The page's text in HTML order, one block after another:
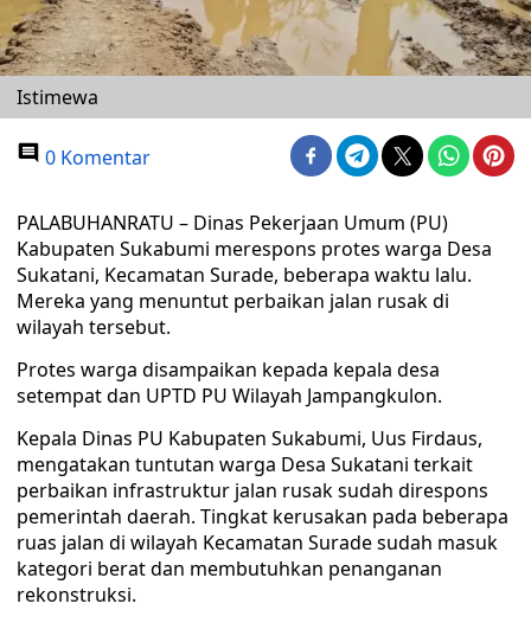
Istimewa
0 Komentar
PALABUHANRATU – Dinas Pekerjaan Umum (PU)
Kabupaten Sukabumi merespons protes warga Desa
Sukatani, Kecamatan Surade, beberapa waktu lalu.
Mereka yang menuntut perbaikan jalan rusak di
wilayah tersebut.
Protes warga disampaikan kepada kepala desa
setempat dan UPTD PU Wilayah Jampangkulon.
‎Kepala Dinas PU Kabupaten Sukabumi, Uus Firdaus,
mengatakan tuntutan warga Desa Sukatani terkait
perbaikan infrastruktur jalan rusak sudah direspons
pemerintah daerah. Tingkat kerusakan pada beberapa
ruas jalan di wilayah Kecamatan Surade sudah masuk
kategori berat dan membutuhkan penanganan
rekonstruksi.